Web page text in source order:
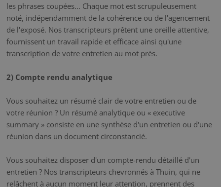
les phrases coupées... Chaque mot est scrupuleusement
noté, indépendamment de la cohérence ou de l'agencement
de l'exposé. Nos transcripteurs prêtent une oreille attentive,
fournissent un travail rapide et efficace ainsi qu'une
transcription de votre entretien au mot près.
2) Compte rendu analytique
Vous souhaitez un résumé clair de votre entretien ou de
votre réunion ? Un résumé analytique ou « executive
summary » consiste en une synthèse d'un entretien ou d'une
réunion dans un document circonstancié.
Vous souhaitez disposer d'un compte-rendu détaillé d'un
entretien ? Nos transcripteurs chevronnés à Thuin, qui ne
relâchent à aucun moment leur attention, prennent des